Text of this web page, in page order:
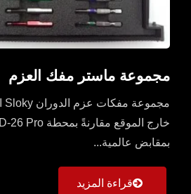
مجموعة ماستر مفك العزم
بمقابض عالمية...
قراءة المزيد